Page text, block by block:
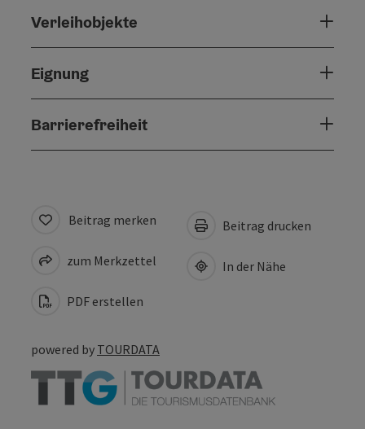
Verleihobjekte
Eignung
Barrierefreiheit
Beitrag merken
zum Merkzettel
PDF erstellen
Beitrag drucken
In der Nähe
powered by TOURDATA